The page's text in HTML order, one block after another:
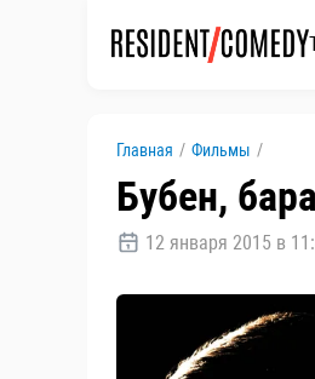
Главная / Фильмы /
Бубен,
12 января 2015 в